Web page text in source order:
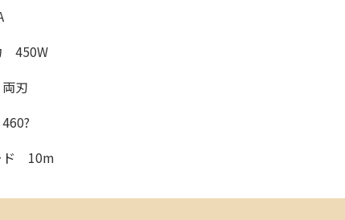
450W
刃
ド 10m